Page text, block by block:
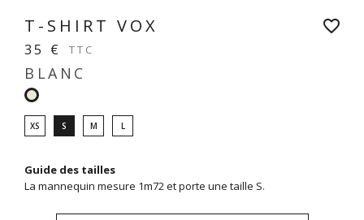
T-SHIRT VOX
35 € TTC
BLANC
Blanc
XS S M L
Guide des tailles
La mannequin mesure 1m72 et porte une taille S.
favorite_border